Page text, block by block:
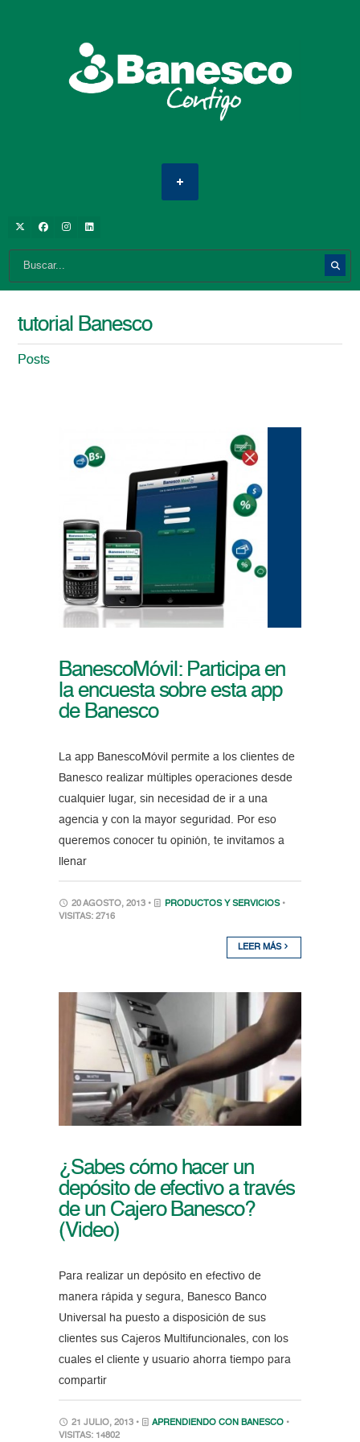
tutorial Banesco
Posts
BanescoMóvil: Participa en
la encuesta sobre esta app
de Banesco
La app BanescoMóvil permite a los clientes de
Banesco realizar múltiples operaciones desde
cualquier lugar, sin necesidad de ir a una
agencia y con la mayor seguridad. Por eso
queremos conocer tu opinión, te invitamos a
llenar
20 AGOSTO, 2013 • PRODUCTOS Y SERVICIOS •
VISITAS: 2716
LEER MÁS
¿Sabes cómo hacer un
depósito de efectivo a través
de un Cajero Banesco?
(Video)
Para realizar un depósito en efectivo de
manera rápida y segura, Banesco Banco
Universal ha puesto a disposición de sus
clientes sus Cajeros Multifuncionales, con los
cuales el cliente y usuario ahorra tiempo para
compartir
21 JULIO, 2013 • APRENDIENDO CON BANESCO •
VISITAS: 14802